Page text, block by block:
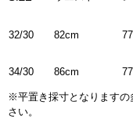
32/30 82cm
34/30 86cm
※平置き採寸となりますの
さい。